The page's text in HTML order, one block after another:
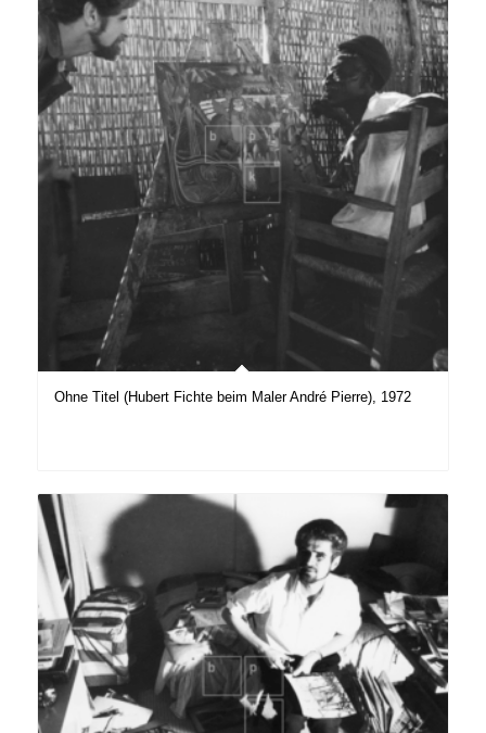
Ohne Titel (Hubert Fichte beim Maler André Pierre), 1972